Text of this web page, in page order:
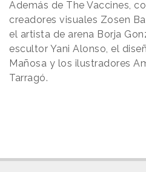
Además de The Vaccines,
creadores visuales Zosen
el artista de arena Borja
escultor Yani Alonso, el
Mañosa y los ilustradores
Tarragó.